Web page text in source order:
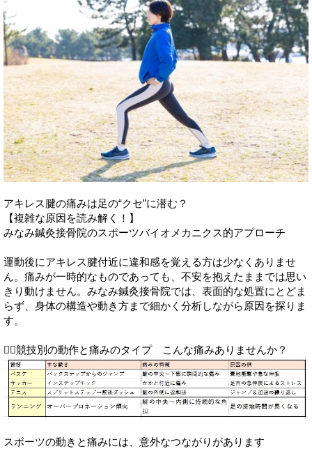
アキレス腱の痛みは足の“クセ”に潜む？
【複雑な原因を読み解く！】
みなみ鍼灸接骨院のスポーツバイオメカニクス的アプローチ
運動後にアキレス腱付近に違和感を覚える方は少なくありませ
ん。痛みが一時的なものであっても、不安を抱えたままでは思い
きり動けません。みなみ鍼灸接骨院では、表面的な処置にとどま
らず、身体の構造や動き方まで細かく分析しながら原因を探りま
す。
🏃‍♂️競技別の動作と痛みのタイプ こんな痛みありませんか？
スポーツの動きと痛みには、意外なつながりがあります